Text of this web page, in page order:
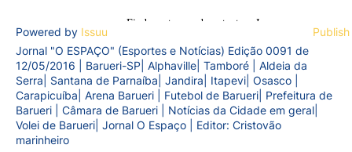
Powered by Issuu
Jornal "O ESPAÇO" (Esportes e Notícias) Edição 0091 de
12/05/2016 | Barueri-SP| Alphaville| Tamboré | Aldeia da
Serra| Santana de Parnaíba| Jandira| Itapevi| Osasco |
Carapicuíba| Arena Barueri | Futebol de Barueri| Prefeitura de
Barueri | Câmara de Barueri | Notícias da Cidade em geral|
Volei de Barueri| Jornal O Espaço | Editor: Cristovão
marinheiro